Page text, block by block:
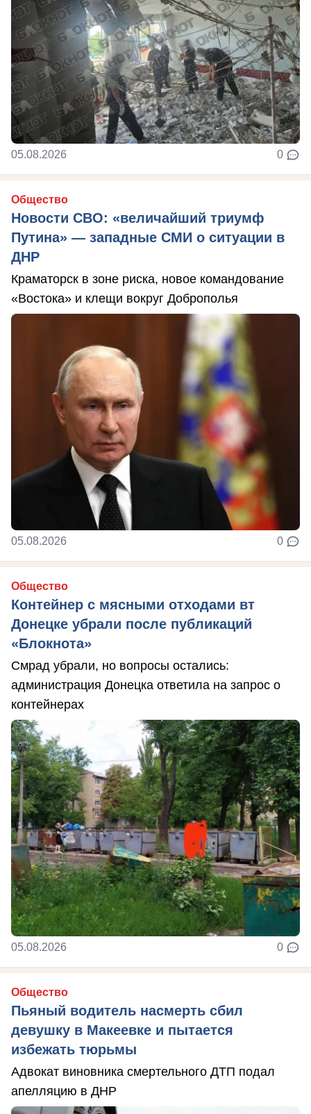
05.08.2026 0
Общество
Новости СВО: «величайший триумф
Путина» — западные СМИ о ситуации в
ДНР
Краматорск в зоне риска, новое командование
«Востока» и клещи вокруг Доброполья
05.08.2026 0
Общество
Контейнер с мясными отходами вт
Донецке убрали после публикаций
«Блокнота»
Смрад убрали, но вопросы остались:
администрация Донецка ответила на запрос о
контейнерах
05.08.2026 0
Общество
Пьяный водитель насмерть сбил
девушку в Макеевке и пытается
избежать тюрьмы
Адвокат виновника смертельного ДТП подал
апелляцию в ДНР